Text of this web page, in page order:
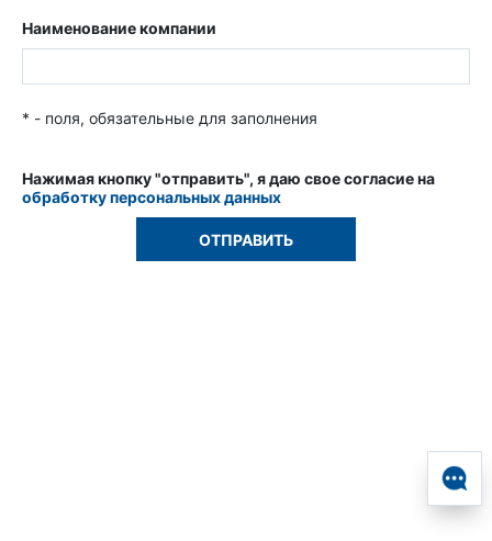
Наименование компании
* - поля, обязательные для заполнения
Нажимая кнопку "отправить", я даю свое согласие на
обработку персональных данных